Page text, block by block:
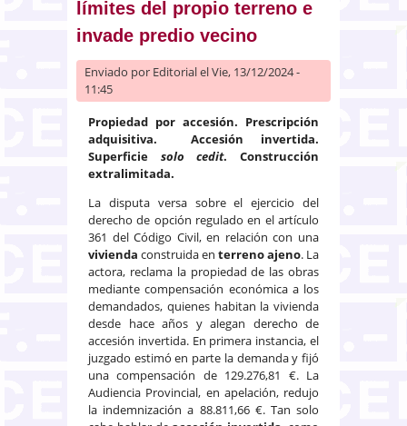
límites del propio terreno e
invade predio vecino
Enviado por Editorialel Vie, 13/12/2024 -
11:45
Propiedad por accesión. Prescripción
adquisitiva. Accesión invertida.
Superficie solo cedit. Construcción
extralimitada.
La disputa versa sobre el ejercicio del
derecho de opción regulado en el artículo
361 del Código Civil, en relación con una
vivienda construida en terreno ajeno. La
actora, reclama la propiedad de las obras
mediante compensación económica a los
demandados, quienes habitan la vivienda
desde hace años y alegan derecho de
accesión invertida. En primera instancia, el
juzgado estimó en parte la demanda y fijó
una compensación de 129.276,81 €. La
Audiencia Provincial, en apelación, redujo
la indemnización a 88.811,66 €. Tan solo